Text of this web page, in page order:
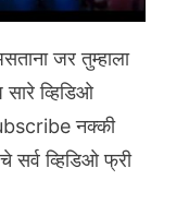
जर तुम्हाला
व्हिडिओ
नक्की
सर्व व्हिडिओ फ्री